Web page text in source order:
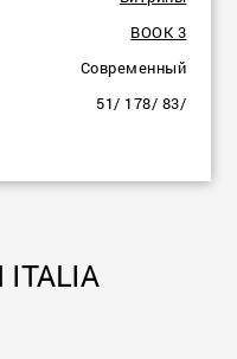
BOOK 3
Современный
51/ 178/ 83/
ITALIA